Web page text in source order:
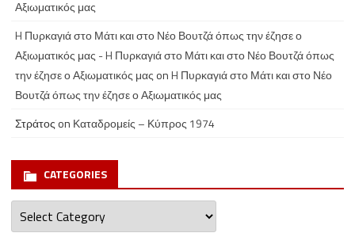
Αξιωματικός μας
H Πυρκαγιά στο Μάτι και στο Νέο Βουτζά όπως την έζησε ο
Αξιωματικός μας - H Πυρκαγιά στο Μάτι και στο Νέο Βουτζά όπως
την έζησε ο Αξιωματικός μαςonH Πυρκαγιά στο Μάτι και στο Νέο
Βουτζά όπως την έζησε ο Αξιωματικός μας
Στράτοςon Καταδρομείς – Κύπρος 1974
CATEGORIES
Categories